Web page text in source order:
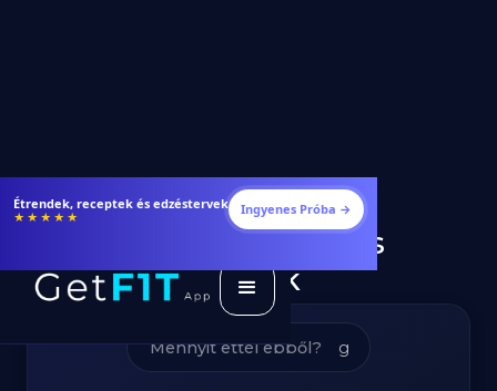
Fogyj és izmosodj hatékonyabban
★★★★★ Ingyenes Próba →
Sós Popcorn –
Kalóriatartalom és
Tápanyagok
g